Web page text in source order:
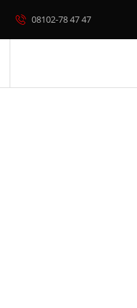
08102-78 47 47